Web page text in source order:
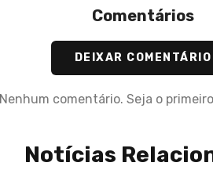
Comentários
DEIXAR COMENTÁRIO
Nenhum comentário. Seja o
Notícias